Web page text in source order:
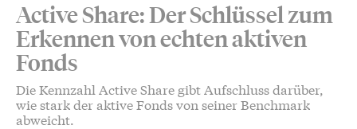
Active Share: Der Schlüssel zum
Erkennen von echten aktiven
Fonds
Die Kennzahl Active Share gibt Aufschluss darüber,
wie stark der aktive Fonds von seiner Benchmark
abweicht.